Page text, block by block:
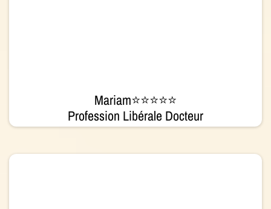
Mariam⭐⭐⭐⭐⭐
Profession Libérale Docteur